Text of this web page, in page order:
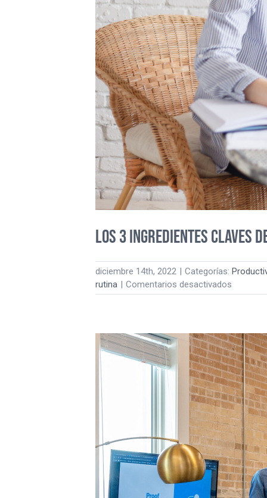
Los 3 ingredientes claves
diciembre 14th, 2022 | Categorías:
rutina | Comentarios desactivados
Los
claves
de
la
rutinas
+
orden
+